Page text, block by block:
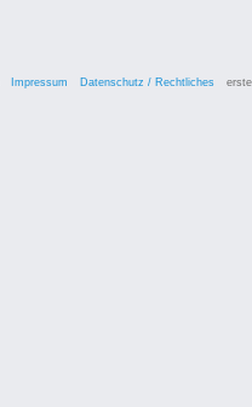
Impressum Datenschutz / Rechtliches